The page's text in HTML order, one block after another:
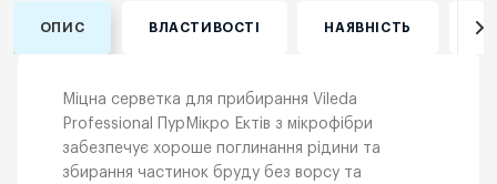
ОПИС ВЛАСТИВОСТІ НАЯВНІСТЬ
Міцна серветка для прибирання Vileda
Professional ПурМікро Ектів з мікрофібри
забезпечує хороше поглинання рідини та
збирання частинок бруду без ворсу та